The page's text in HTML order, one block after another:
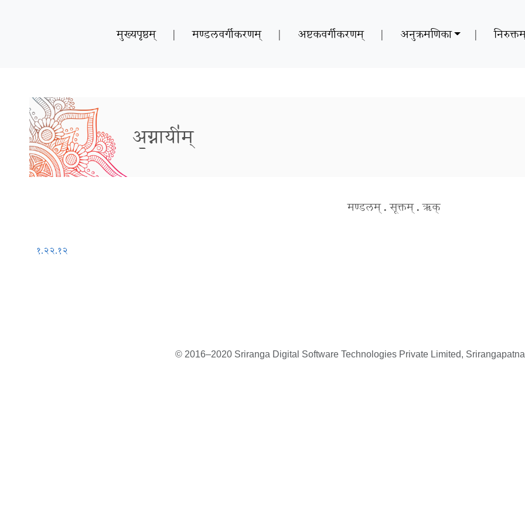
मुख्यपृष्ठम् | मण्डलवर्गीकरणम् | अष्टकवर्गीकरणम् | अनुक्रमणिका |
अ॒ग्नायी॑म्
मण्डलम् . सूक्तम् . ऋक्
१.२२.१२
© 2016–2020 Sriranga Digital Software Technologies Private Limited,